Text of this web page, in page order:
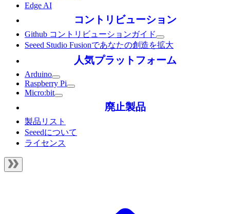
Edge AI
コントリビューション
Github コントリビューションガイド
Seeed Studio Fusionであなたの創造を拡大
人気プラットフォーム
Arduino
Raspberry Pi
Micro:bit
廃止製品
製品リスト
Seeedについて
ライセンス